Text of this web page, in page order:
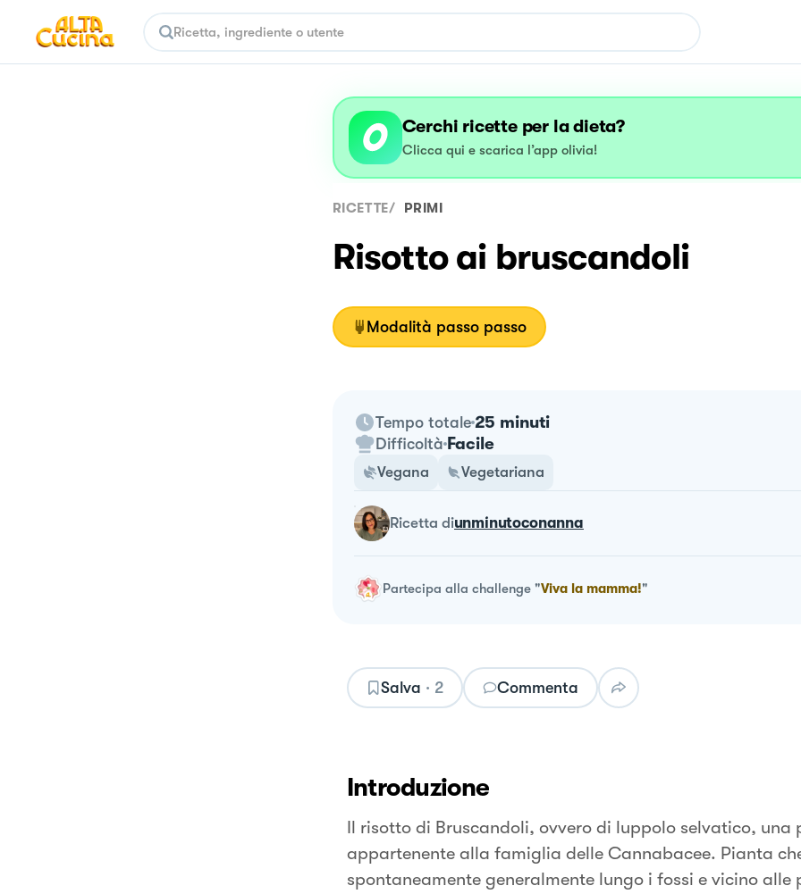
Cerchi ricette per la dieta?
Clicca qui e scarica l’app olivia!
RICETTE/ PRIMI
Risotto ai bruscandoli
Modalità passo passo
Tempo totale 25 minuti
Difficoltà Facile
Vegana Vegetariana
ricetta diunminutoconanna
Partecipa alla challenge"Viva la mamma!"
Salva · 2 Commenta
Introduzione
Il risotto di Bruscandoli, ovvero di luppolo selvatico, una
appartenente alla famiglia delle Cannabacee. Pianta
spontaneamente generalmente lungo i fossi e vicino alle